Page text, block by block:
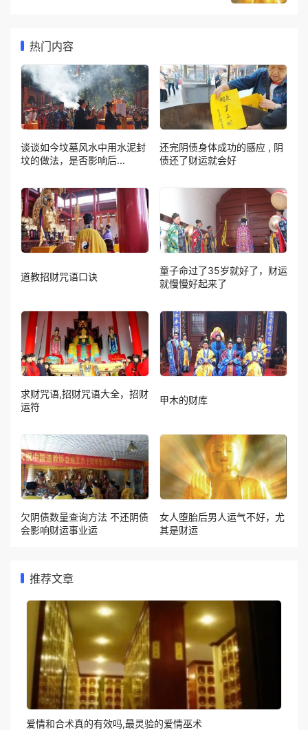
热门内容
谈谈如今坟墓风水中用水泥封
坟的做法，是否影响后...
还完阴债身体成功的感应 , 阴
债还了财运就会好
道教招财咒语口诀
童子命过了35岁就好了，财运
就慢慢好起来了
求财咒语,招财咒语大全，招财
运符
甲木的财库
欠阴债数量查询方法 不还阴债
会影响财运事业运
女人堕胎后男人运气不好，尤
其是财运
推荐文章
爱情和合术真的有效吗,最灵验的爱情巫术